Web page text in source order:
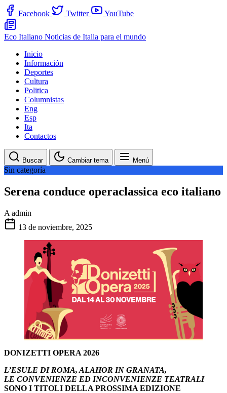
Facebook Twitter YouTube
Eco Italiano Noticias de Italia para el mundo
Inicio
Información
Deportes
Cultura
Politica
Columnistas
Eng
Esp
Ita
Contactos
Buscar Cambiar tema Menú
Sin categoría
Serena conduce operaclassica eco italiano
A admin
13 de noviembre, 2025
DONIZETTI OPERA 2026
L’ESULE DI ROMA, ALAHOR IN GRANATA,
LE CONVENIENZE ED INCONVENIENZE TEATRALI
SONO I TITOLI DELLA PROSSIMA EDIZIONE